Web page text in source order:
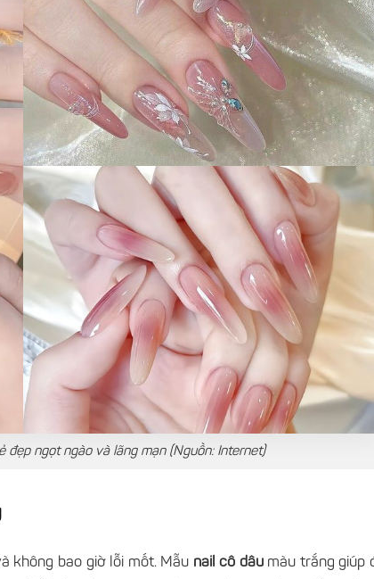
đẹp ngọt ngào và lãng mạn (Nguồn: Internet)
không bao giờ lỗi mốt. Mẫu nail cô dâu màu trắng giúp